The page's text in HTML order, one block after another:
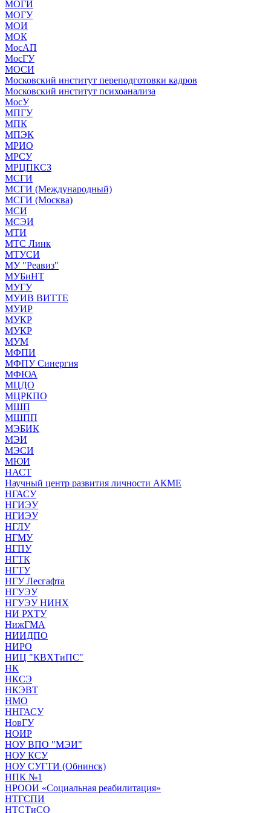
МОГИ
МОГУ
МОИ
МОК
МосАП
МосГУ
МОСИ
Московский институт переподготовки кадров
Московский институт психоанализа
МосУ
МПГУ
МПК
МПЭК
МРИО
МРСУ
МРЦПКСЗ
МСГИ
МСГИ (Международный)
МСГИ (Москва)
МСИ
МСЭИ
МТИ
МТС Линк
МТУСИ
МУ "Реавиз"
МУБиНТ
МУГУ
МУИВ ВИТТЕ
МУИР
МУКР
МУКР
МУМ
МФПИ
МФПУ Синергия
МФЮА
МЦДО
МЦРКПО
МШП
МШПП
МЭБИК
МЭИ
МЭСИ
МЮИ
НАСТ
Научный центр развития личности АКМЕ
НГАСУ
НГИЭУ
НГИЭУ
НГЛУ
НГМУ
НГПУ
НГТК
НГТУ
НГУ Лесгафта
НГУЭУ
НГУЭУ НИНХ
НИ РХТУ
НижГМА
НИИДПО
НИРО
НИЦ "КВХТиПС"
НК
НКСЭ
НКЭВТ
НМО
ННГАСУ
НовГУ
НОИР
НОУ ВПО "МЭИ"
НОУ КСУ
НОУ СУГТИ (Обнинск)
НПК №1
НРООИ «Социальная реабилитация»
НТГСПИ
НТСТиСО